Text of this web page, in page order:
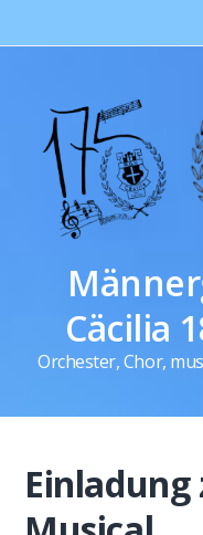
Cäcilia
Orchester, Chor,